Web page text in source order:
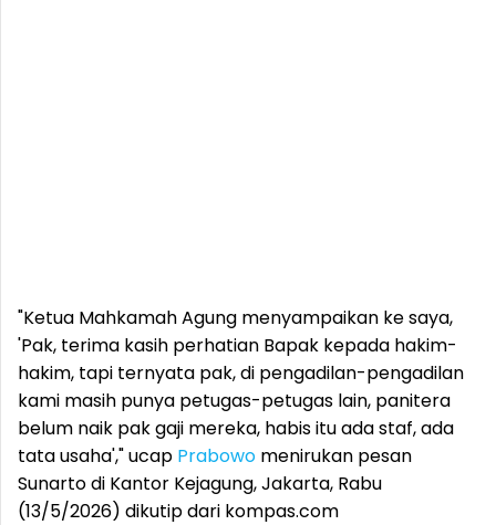
"Ketua Mahkamah Agung menyampaikan ke saya,
'Pak, terima kasih perhatian Bapak kepada hakim-
hakim, tapi ternyata pak, di pengadilan-pengadilan
kami masih punya petugas-petugas lain, panitera
belum naik pak gaji mereka, habis itu ada staf, ada
tata usaha'," ucap Prabowo menirukan pesan
Sunarto di Kantor Kejagung, Jakarta, Rabu
(13/5/2026) dikutip dari kompas.com